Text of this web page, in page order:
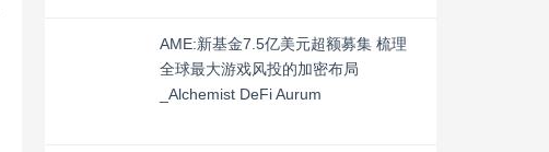
AME:新基金7.5亿美元超额募集 梳理
全球最大游戏风投的加密布局
_Alchemist DeFi Aurum